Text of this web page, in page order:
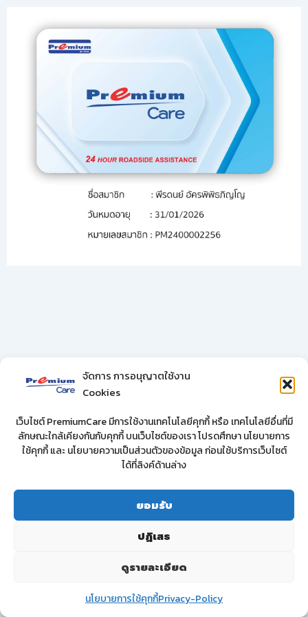
จัดการ การอนุญาตใช้งาน
Cookies
เว็บไซต์ PremiumCare มีการใช้งานเทคโนโลยีคุกกี้ หรือ เทคโนโลยีอื่นที่มี
ลักษณะใกล้เคียงกันกับคุกกี้ บนเว็บไซต์ของเรา โปรดศึกษา นโยบายการ
ใช้คุกกี้ และ นโยบายความเป็นส่วนตัวของข้อมูล ก่อนใช้บริการเว็บไซต์
ได้ที่ลิงค์ด้านล่าง
ยอมรับ
ปฏิเสธ
ดูรายละเอียด
นโยบายการใช้คุกกี้Privacy-Policy